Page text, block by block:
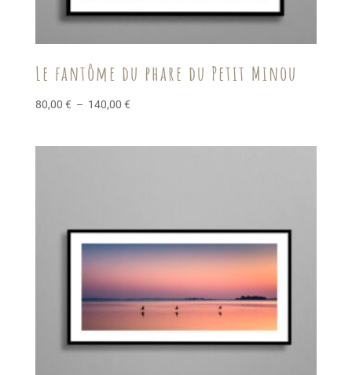
Le fantôme du phare du Petit Minou
80,00 € – 140,00 €Plage